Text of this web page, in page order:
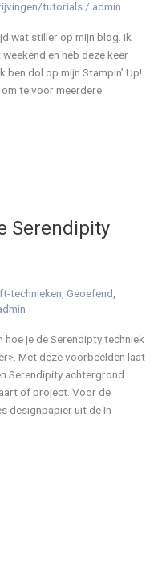
tutorials/ admin
wat stiller op mijn blog. Ik
en heb deze keer
ben dol op mijn Stampin’ Up!
te voor meerdere
Serendipity
technieken, Geoefend,
hoe je de Serendipty techniek
Met deze voorbeelden laat
Serendipity achtergrond
of project. Voor de
designpapier uit de In